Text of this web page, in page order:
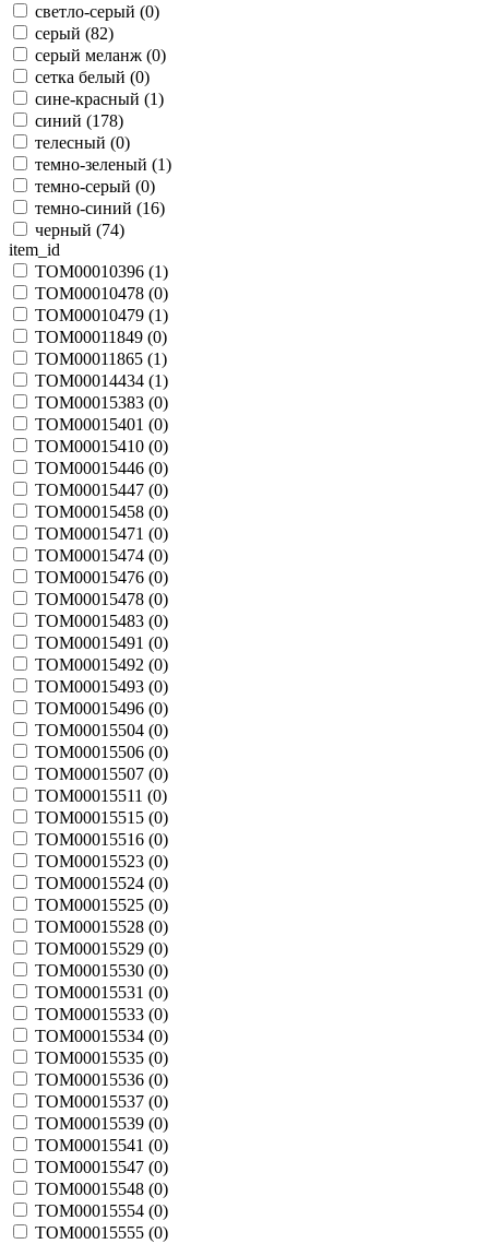
светло-серый (0)
серый (82)
серый меланж (0)
сетка белый (0)
сине-красный (1)
синий (178)
телесный (0)
темно-зеленый (1)
темно-серый (0)
темно-синий (16)
черный (74)
item_id
TOM00010396 (1)
TOM00010478 (0)
TOM00010479 (1)
TOM00011849 (0)
TOM00011865 (1)
TOM00014434 (1)
TOM00015383 (0)
TOM00015401 (0)
TOM00015410 (0)
TOM00015446 (0)
TOM00015447 (0)
TOM00015458 (0)
TOM00015471 (0)
TOM00015474 (0)
TOM00015476 (0)
TOM00015478 (0)
TOM00015483 (0)
TOM00015491 (0)
TOM00015492 (0)
TOM00015493 (0)
TOM00015496 (0)
TOM00015504 (0)
TOM00015506 (0)
TOM00015507 (0)
TOM00015511 (0)
TOM00015515 (0)
TOM00015516 (0)
TOM00015523 (0)
TOM00015524 (0)
TOM00015525 (0)
TOM00015528 (0)
TOM00015529 (0)
TOM00015530 (0)
TOM00015531 (0)
TOM00015533 (0)
TOM00015534 (0)
TOM00015535 (0)
TOM00015536 (0)
TOM00015537 (0)
TOM00015539 (0)
TOM00015541 (0)
TOM00015547 (0)
TOM00015548 (0)
TOM00015554 (0)
TOM00015555 (0)